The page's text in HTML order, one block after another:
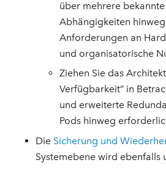
über mehrere
Abhängigkeiten hinweg
Anforderungen an
und organisatorische
Ziehen Sie das
Verfügbarkeit” in
und erweiterte
Pods hinweg
Die Sicherung und
Systemebene wird ebenfalls